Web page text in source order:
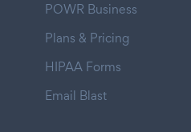
POWR Business
Plans & Pricing
HIPAA Forms
Email Blast